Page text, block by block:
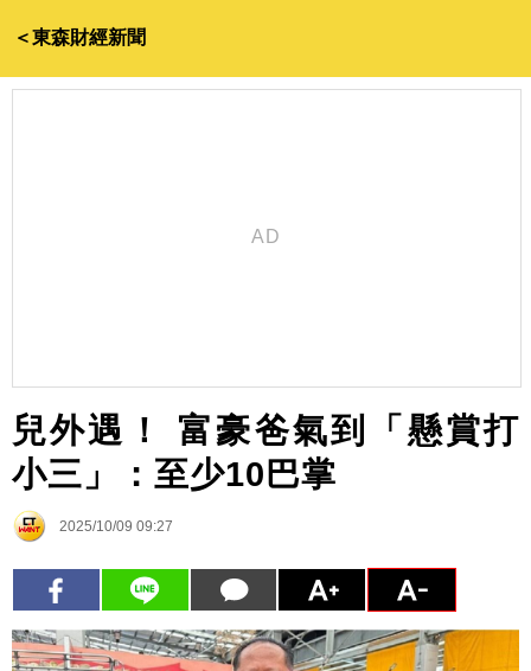
＜東森財經新聞
兒外遇！ 富豪爸氣到「懸賞打
小三」：至少10巴掌
2025/10/09 09:27